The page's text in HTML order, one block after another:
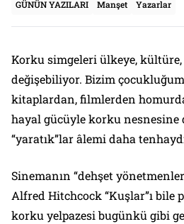
GÜNÜN YAZILARI Manşet Yazarlar
Korku simgeleri ülkeye, kültüre,
değişebiliyor. Bizim
kitaplardan, filmlerden
hayal gücüyle korku
“yaratık”lar âlemi daha
Sinemanın “dehşet
Alfred Hitchcock “Kuşlar”ı bile
korku yelpazesi bugünkü gibi